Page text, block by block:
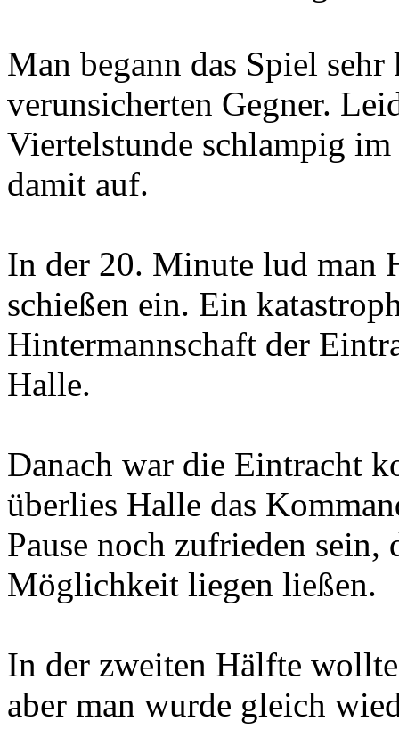
Man begann das Spiel
verunsicherten Gegner.
Viertelstunde schlampig im
damit auf.
In der 20. Minute lud man
schießen ein. Ein
Hintermannschaft der
Halle.
Danach war die Eintracht
überlies Halle das
Pause noch zufrieden sein,
Möglichkeit liegen ließen.
In der zweiten Hälfte wollte
aber man wurde gleich